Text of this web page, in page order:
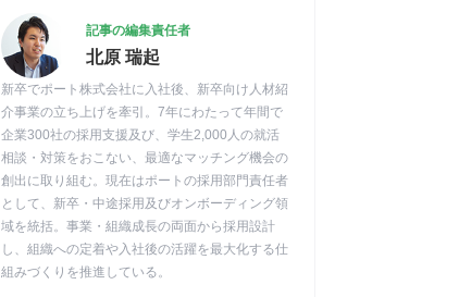
記事の編集責任者
北原 瑞起
新卒でポート株式会社に入社後、新卒向け人材紹
介事業の立ち上げを牽引。7年にわたって年間で
企業300社の採用支援及び、学生2,000人の就活
相談・対策をおこない、最適なマッチング機会の
創出に取り組む。現在はポートの採用部門責任者
として、新卒・中途採用及びオンボーディング領
域を統括。事業・組織成長の両面から採用設計
し、組織への定着や入社後の活躍を最大化する仕
組みづくりを推進している。